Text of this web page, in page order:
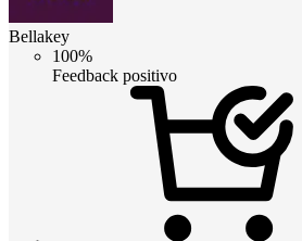
Bellakey
100%
Feedback positivo